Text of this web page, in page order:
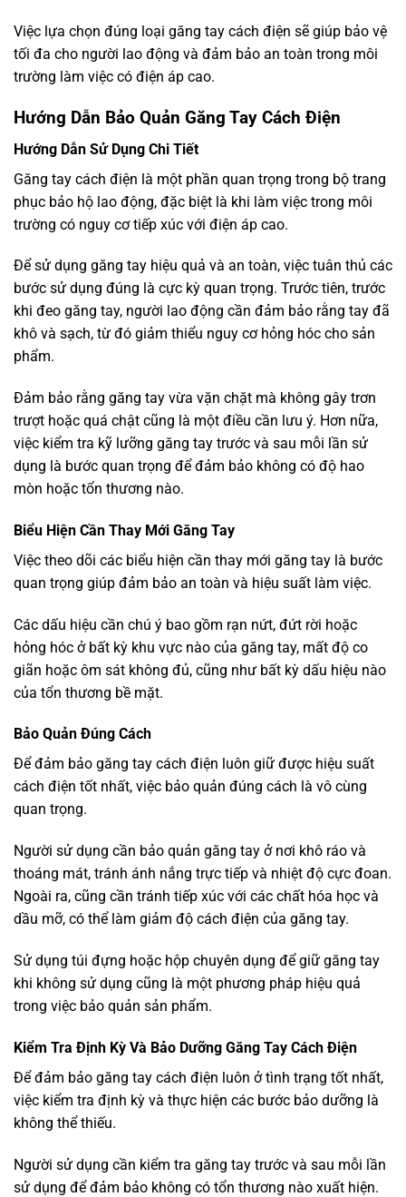
Việc lựa chọn đúng loại găng tay cách điện sẽ giúp bảo vệ
tối đa cho người lao động và đảm bảo an toàn trong môi
trường làm việc có điện áp cao.
Hướng Dẫn Bảo Quản Găng Tay Cách Điện
Hướng Dẫn Sử Dụng Chi Tiết
Găng tay cách điện là một phần quan trọng trong bộ trang
phục bảo hộ lao động, đặc biệt là khi làm việc trong môi
trường có nguy cơ tiếp xúc với điện áp cao.
Để sử dụng găng tay hiệu quả và an toàn, việc tuân thủ các
bước sử dụng đúng là cực kỳ quan trọng. Trước tiên, trước
khi đeo găng tay, người lao động cần đảm bảo rằng tay đã
khô và sạch, từ đó giảm thiểu nguy cơ hỏng hóc cho sản
phẩm.
Đảm bảo rằng găng tay vừa vặn chặt mà không gây trơn
trượt hoặc quá chật cũng là một điều cần lưu ý. Hơn nữa,
việc kiểm tra kỹ lưỡng găng tay trước và sau mỗi lần sử
dụng là bước quan trọng để đảm bảo không có độ hao
mòn hoặc tổn thương nào.
Biểu Hiện Cần Thay Mới Găng Tay
Việc theo dõi các biểu hiện cần thay mới găng tay là bước
quan trọng giúp đảm bảo an toàn và hiệu suất làm việc.
Các dấu hiệu cần chú ý bao gồm rạn nứt, đứt rời hoặc
hỏng hóc ở bất kỳ khu vực nào của găng tay, mất độ co
giãn hoặc ôm sát không đủ, cũng như bất kỳ dấu hiệu nào
của tổn thương bề mặt.
Bảo Quản Đúng Cách
Để đảm bảo găng tay cách điện luôn giữ được hiệu suất
cách điện tốt nhất, việc bảo quản đúng cách là vô cùng
quan trọng.
Người sử dụng cần bảo quản găng tay ở nơi khô ráo và
thoáng mát, tránh ánh nắng trực tiếp và nhiệt độ cực đoan.
Ngoài ra, cũng cần tránh tiếp xúc với các chất hóa học và
dầu mỡ, có thể làm giảm độ cách điện của găng tay.
Sử dụng túi đựng hoặc hộp chuyên dụng để giữ găng tay
khi không sử dụng cũng là một phương pháp hiệu quả
trong việc bảo quản sản phẩm.
Kiểm Tra Định Kỳ Và Bảo Dưỡng Găng Tay Cách Điện
Để đảm bảo găng tay cách điện luôn ở tình trạng tốt nhất,
việc kiểm tra định kỳ và thực hiện các bước bảo dưỡng là
không thể thiếu.
Người sử dụng cần kiểm tra găng tay trước và sau mỗi lần
sử dụng để đảm bảo không có tổn thương nào xuất hiện.